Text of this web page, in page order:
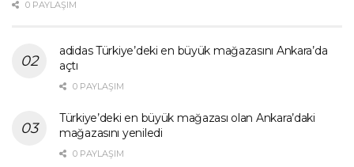
0 PAYLAŞIM
adidas Türkiye’deki en büyük mağazasını Ankara’da
açtı
0 PAYLAŞIM
Türkiye’deki en büyük mağazası olan Ankara’daki
mağazasını yeniledi
0 PAYLAŞIM